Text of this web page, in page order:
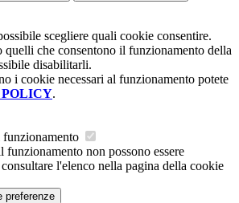
scegliere quali cookie consentire.
quelli che consentono il funzionamento della
disabilitarli.
i cookie necessari al funzionamento potete
.
funzionamento
funzionamento non possono essere
l'elenco nella pagina della cookie
preferenze